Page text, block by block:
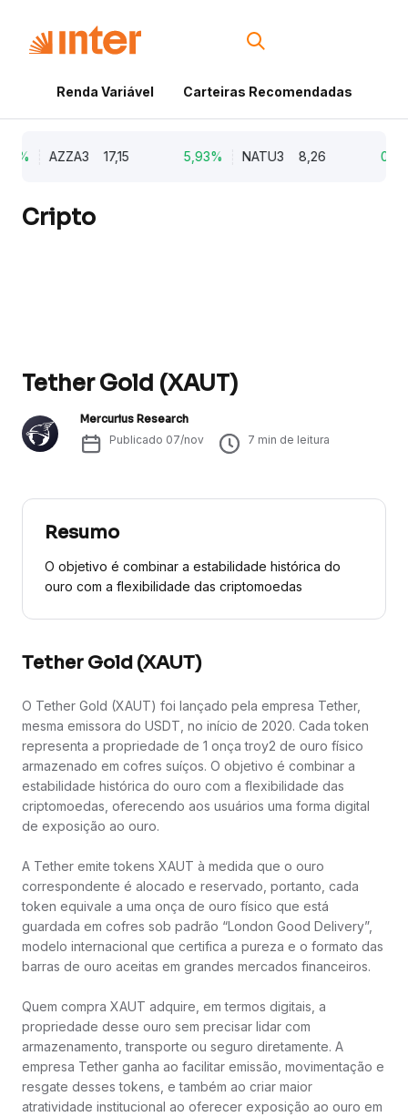
Renda Variável Carteiras Recomendadas
AZZA3 17,15 5,93% NATU3 8,26
Cripto
Tether Gold (XAUT)
Mercurius Research
Publicado 07/nov 7 min de leitura
Resumo
O objetivo é combinar a estabilidade histórica do
ouro com a flexibilidade das criptomoedas
Tether Gold (XAUT)
O Tether Gold (XAUT) foi lançado pela empresa Tether,
mesma emissora do USDT, no início de 2020. Cada token
representa a propriedade de 1 onça troy2 de ouro físico
armazenado em cofres suíços. O objetivo é combinar a
estabilidade histórica do ouro com a flexibilidade das
criptomoedas, oferecendo aos usuários uma forma digital
de exposição ao ouro.
A Tether emite tokens XAUT à medida que o ouro
correspondente é alocado e reservado, portanto, cada
token equivale a uma onça de ouro físico que está
guardada em cofres sob padrão “London Good Delivery”,
modelo internacional que certifica a pureza e o formato das
barras de ouro aceitas em grandes mercados financeiros.
Quem compra XAUT adquire, em termos digitais, a
propriedade desse ouro sem precisar lidar com
armazenamento, transporte ou seguro diretamente. A
empresa Tether ganha ao facilitar emissão, movimentação e
resgate desses tokens, e também ao criar maior
atratividade institucional ao oferecer exposição ao ouro em